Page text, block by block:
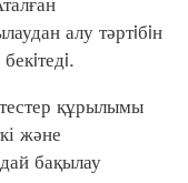
алу тәртiбiн
құрылымы
және
бақылау